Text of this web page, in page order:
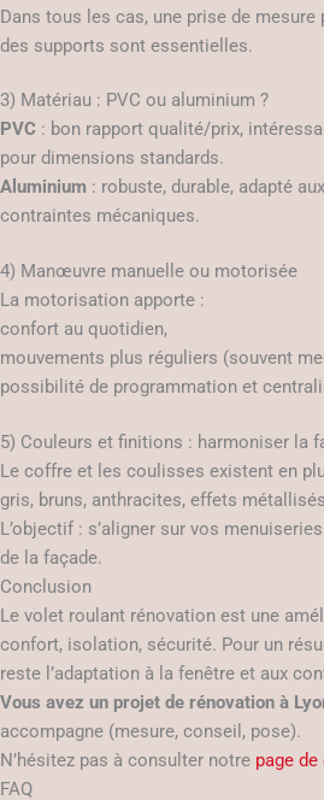
Dans tous les cas, une prise de
des supports sont essentielles.
3) Matériau : PVC ou aluminium ?
PVC : bon rapport qualité/prix,
pour dimensions standards.
Aluminium : robuste, durable, adapté
contraintes mécaniques.
4) Manœuvre manuelle ou motorisée
La motorisation apporte :
confort au quotidien,
mouvements plus réguliers (souvent
possibilité de programmation et
5) Couleurs et finitions : harmoniser la
Le coffre et les coulisses existent en
gris, bruns, anthracites, effets
L’objectif : s’aligner sur vos
de la façade.
Conclusion
Le volet roulant rénovation est une
confort, isolation, sécurité. Pour un
reste l’adaptation à la fenêtre et aux
Vous avez un projet de rénovation à
accompagne (mesure, conseil, pose).
N’hésitez pas à consulter notre page
FAQ